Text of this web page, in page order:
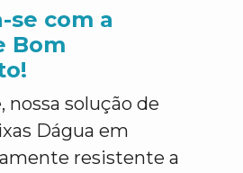
se com a
Bom
nossa solução de
Dágua em
resistente a